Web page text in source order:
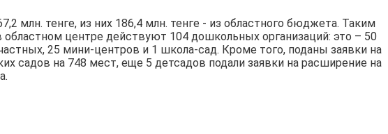
млн. тенге, из них 186,4 млн. тенге - из областн­ого бюджета. Таким
центре действуют 104 дошкольных организаций: это – 50
25 мини-­центров и 1 школа-са­д. Кроме того, поданы заявки на
садов на 748 мес­т, еще 5 детсадов по­дали заявки на расши­рение на